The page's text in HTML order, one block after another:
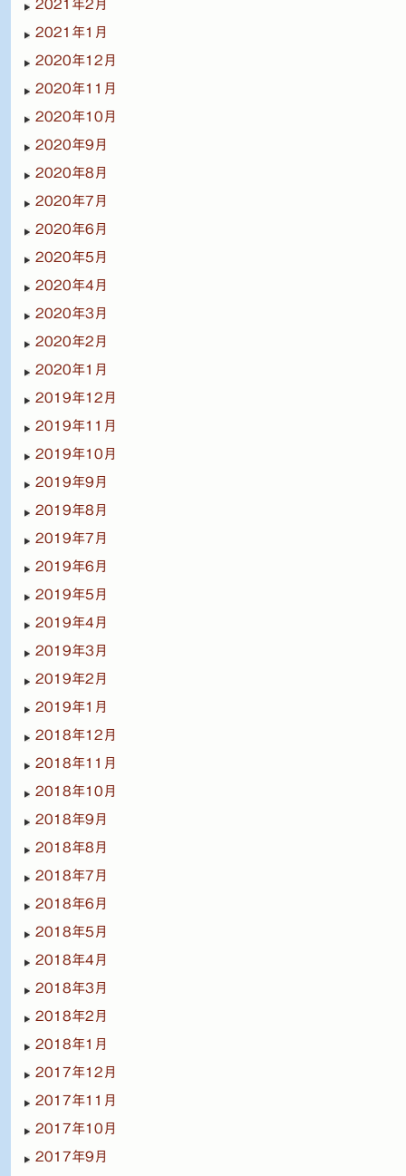
2021年2月
2021年1月
2020年12月
2020年11月
2020年10月
2020年9月
2020年8月
2020年7月
2020年6月
2020年5月
2020年4月
2020年3月
2020年2月
2020年1月
2019年12月
2019年11月
2019年10月
2019年9月
2019年8月
2019年7月
2019年6月
2019年5月
2019年4月
2019年3月
2019年2月
2019年1月
2018年12月
2018年11月
2018年10月
2018年9月
2018年8月
2018年7月
2018年6月
2018年5月
2018年4月
2018年3月
2018年2月
2018年1月
2017年12月
2017年11月
2017年10月
2017年9月